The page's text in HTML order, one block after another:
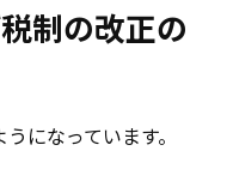
制の改正の
になっています。